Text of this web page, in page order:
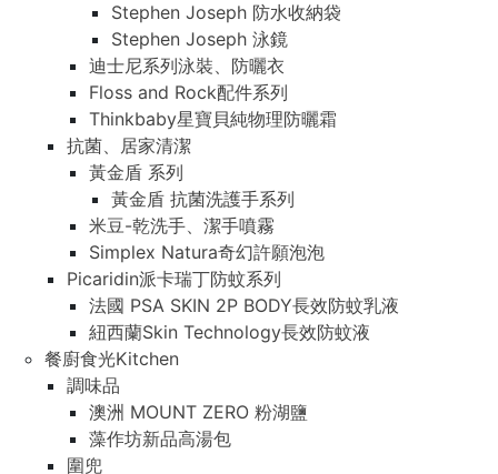
Stephen Joseph 防水收納袋
Stephen Joseph 泳鏡
迪士尼系列泳裝、防曬衣
Floss and Rock配件系列
Thinkbaby星寶貝純物理防曬霜
抗菌、居家清潔
黃金盾 系列
黃金盾 抗菌洗護手系列
米豆-乾洗手、潔手噴霧
Simplex Natura奇幻許願泡泡
Picaridin派卡瑞丁防蚊系列
法國 PSA SKIN 2P BODY長效防蚊乳液
紐西蘭Skin Technology長效防蚊液
餐廚食光Kitchen
調味品
澳洲 MOUNT ZERO 粉湖鹽
藻作坊新品高湯包
圍兜